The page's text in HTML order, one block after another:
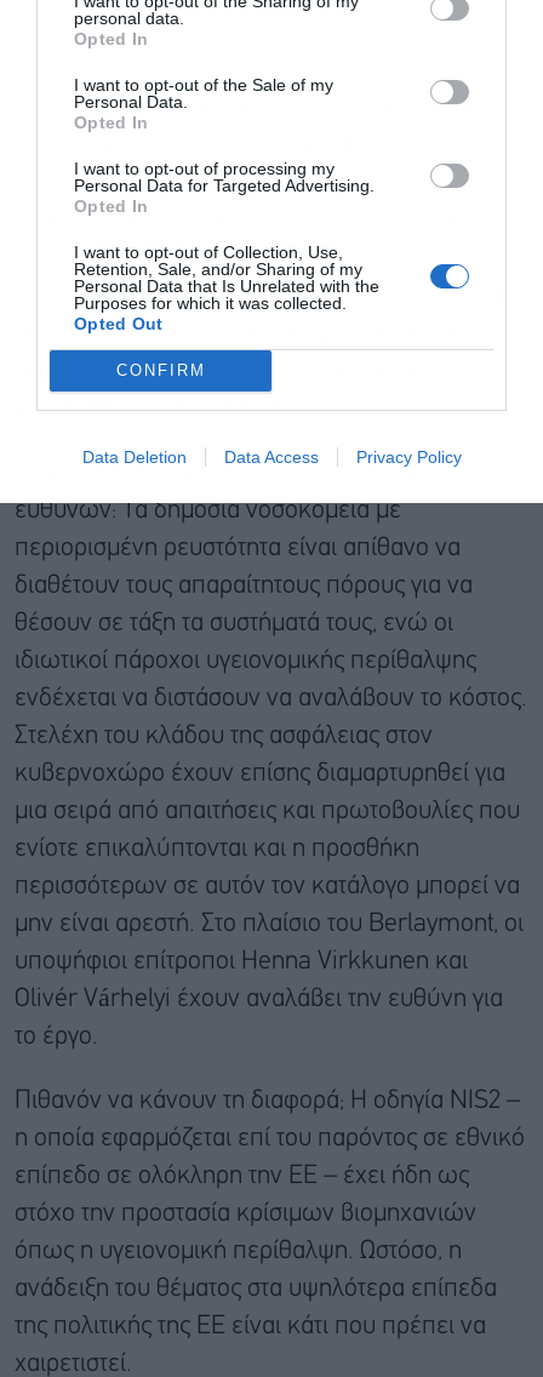
personal data.
Opted In
I want to opt-out of the Sale of my
Personal Data.
Opted In
I want to opt-out of processing my
Personal Data for Targeted Advertising.
Opted In
I want to opt-out of Collection, Use,
Retention, Sale, and/or Sharing of my
Personal Data that Is Unrelated with the
Purposes for which it was collected.
Opted Out
CONFIRM
Data Deletion Data Access Privacy Policy
για την ασφάλεια στον κυβερνοχώρο σε επίπεδο
Γιατί τώρα; Τα νοσοκομεία παγκοσμίως έχουν
κυβερνοχώρο τα τελευταία χρόνια, ιδίως
ransomware – όπου ο στόχος αποκλείεται από
τα δεδομένα του μέχρι να πληρώσει λύτρα.
Όπως είναι φυσικό, δεδομένης της δυνατότητας
πρόκλησης χάους, τα νοσοκομεία αποτελούν
αγαπημένο στόχο των χάκερ, συνήθως
εγκληματικών συμμοριών.
Ποιες είναι οι βασικές μάχες; Κατανομή
ευθυνών: Τα δημόσια νοσοκομεία με
περιορισμένη ρευστότητα είναι απίθανο να
διαθέτουν τους απαραίτητους πόρους για να
θέσουν σε τάξη τα συστήματά τους, ενώ οι
ιδιωτικοί πάροχοι υγειονομικής περίθαλψης
ενδέχεται να διστάσουν να αναλάβουν το κόστος.
Στελέχη του κλάδου της ασφάλειας στον
κυβερνοχώρο έχουν επίσης διαμαρτυρηθεί για
μια σειρά από απαιτήσεις και πρωτοβουλίες που
ενίοτε επικαλύπτονται και η προσθήκη
περισσότερων σε αυτόν τον κατάλογο μπορεί να
μην είναι αρεστή. Στο πλαίσιο του Berlaymont, οι
υποψήφιοι επίτροποι Henna Virkkunen και
Olivér Várhelyi έχουν αναλάβει την ευθύνη για
το έργο.
Πιθανόν να κάνουν τη διαφορά; Η οδηγία NIS2 –
η οποία εφαρμόζεται επί του παρόντος σε εθνικό
επίπεδο σε ολόκληρη την ΕΕ – έχει ήδη ως
στόχο την προστασία κρίσιμων βιομηχανιών
όπως η υγειονομική περίθαλψη. Ωστόσο, η
ανάδειξη του θέματος στα υψηλότερα επίπεδα
της πολιτικής της ΕΕ είναι κάτι που πρέπει να
χαιρετιστεί.
και την πολιτική απορρήτου